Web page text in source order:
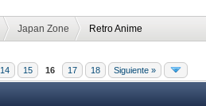
Japan Zone Retro Anime
14 15 16 17 18 Siguiente »